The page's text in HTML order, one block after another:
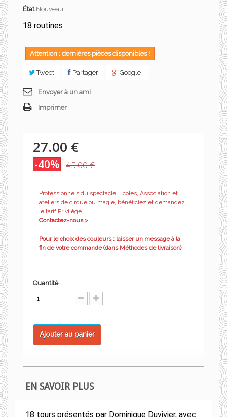
État Nouveau
18 routines
Attention : dernières pièces disponibles !
Tweet Partager Google+
Envoyer à un ami
Imprimer
27.00 €
-40% 45.00 €
Professionnels du spectacle, Ecoles, Association et
ateliers de cirque ou magie, bénéficiez et demandez
le tarif Privilège.
Contactez-nous >
Pour le choix des couleurs : laisser un message à la
fin de votre commande (dans Méthodes de livraison)
Quantité
Ajouter au panier
EN SAVOIR PLUS
18 tours présentés par Dominique Duvivier, avec